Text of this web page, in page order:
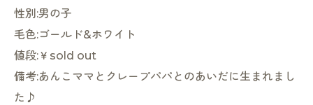
性別:男の子
毛色:ゴールド&ホワイト
値段:￥sold out
備考:あんこママとクレープパパとのあいだに生まれまし
た♪